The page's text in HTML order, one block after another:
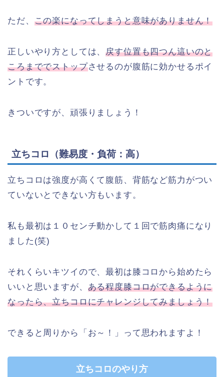
ただ、 この楽になってしまうと意味がありません！
正しいやり方としては、戻す位置も四つん這いのと
ころまででストップさせるのが腹筋に効かせるポイ
ントです。
きついですが、頑張りましょう！
立ちコロ（難易度・負荷：高）
立ちコロは強度が高くて腹筋、背筋など筋力がつい
ていないとできない方もいます。
私も最初は１０センチ動かして１回で筋肉痛になり
ました(笑)
それくらいキツイので、最初は膝コロから始めたら
いいと思いますが、 ある程度膝コロができるように
なったら、立ちコロにチャレンジしてみましょう！
できると周りから「お～！」って思われますよ！
立ちコロのやり方